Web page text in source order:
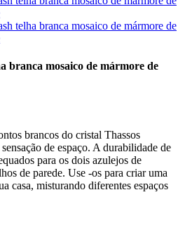
branca mosaico de mármore de
brancos do cristal Thassos
de espaço. A durabilidade de
para os dois azulejos de
de parede. Use -os para criar uma
casa, misturando diferentes espaços